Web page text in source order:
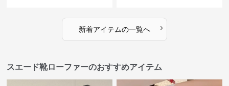
新着アイテムの一覧へ ›
スエード靴ローファーのおすすめアイテム